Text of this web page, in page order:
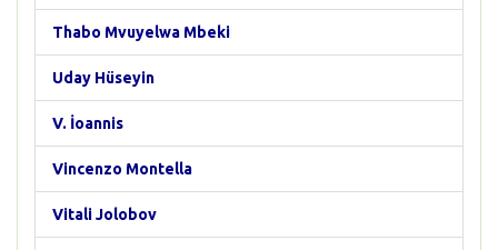
Thabo Mvuyelwa Mbeki
Uday Hüseyin
V. İoannis
Vincenzo Montella
Vitali Jolobov